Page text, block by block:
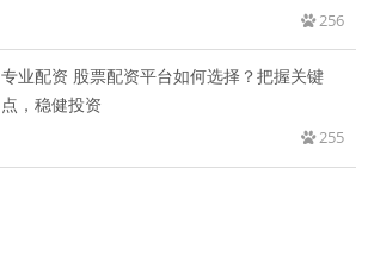
256
专业配资 股票配资平台如何选择？把握关键
点，稳健投资
255